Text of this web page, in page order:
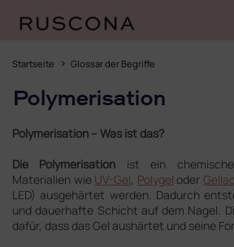
InhaltStartseite Glossar der Begriffe
Polymerisation
Polymerisation – Was ist das?
Die Polymerisation ist ein
Materialien wie UV-Gel, Polygel oder
LED) ausgehärtet werden. Dadurch
und dauerhafte Schicht auf dem Nagel.
dafür, dass das Gel aushärtet und seine